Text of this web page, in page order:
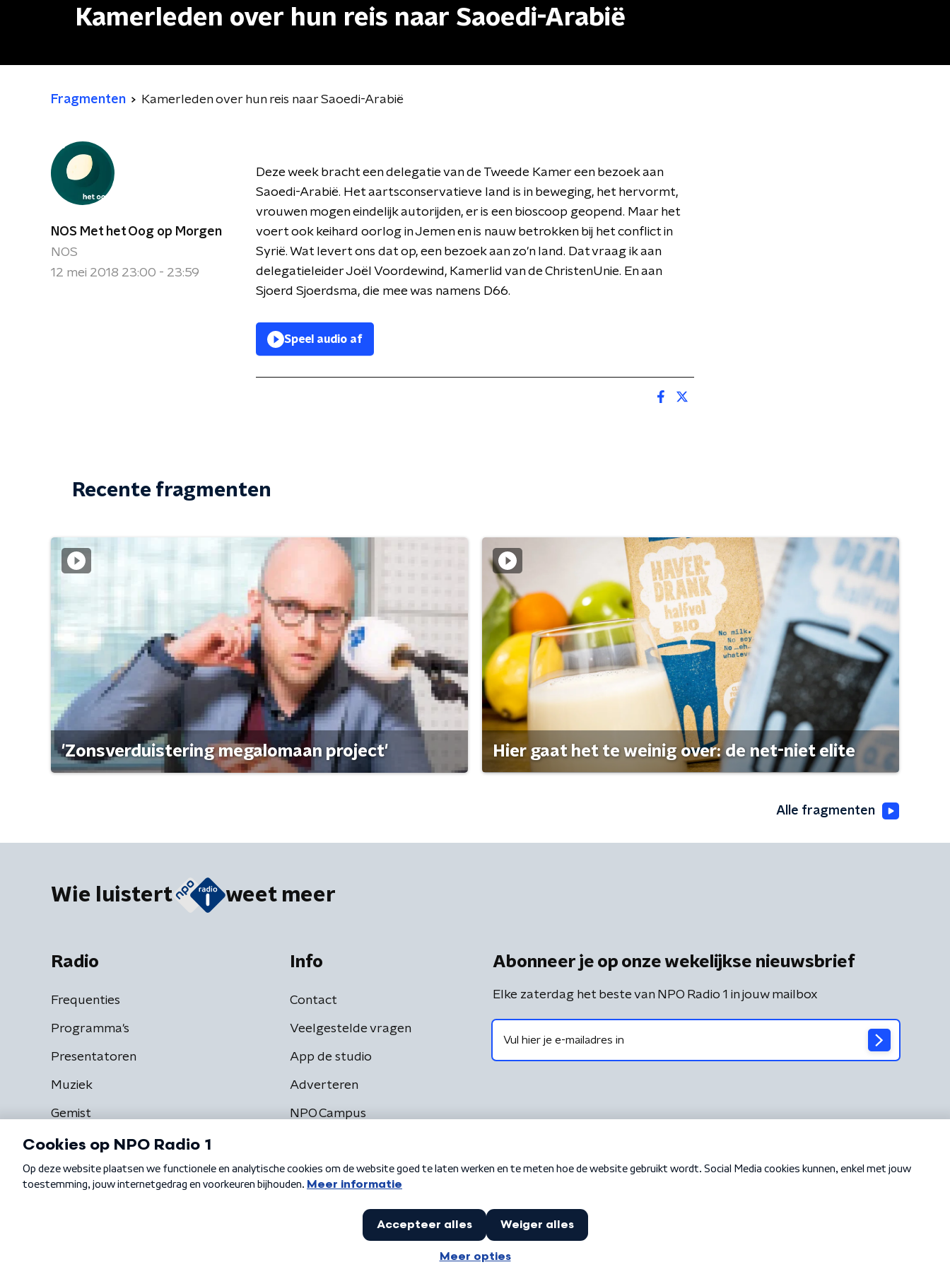
Kamerleden over hun reis naar Saoedi-Arabië
Fragmenten Kamerleden over hun reis naar Saoedi-Arabië
NOS Met het Oog op Morgen
NOS
12 mei 2018 23:00 - 23:59
Deze week bracht een delegatie van de Tweede Kamer een bezoek aan
Saoedi-Arabië. Het aartsconservatieve land is in beweging, het hervormt,
vrouwen mogen eindelijk autorijden, er is een bioscoop geopend. Maar het
voert ook keihard oorlog in Jemen en is nauw betrokken bij het conflict in
Syrië. Wat levert ons dat op, een bezoek aan zo'n land. Dat vraag ik aan
delegatieleider Joël Voordewind, Kamerlid van de ChristenUnie. En aan
Sjoerd Sjoerdsma, die mee was namens D66.
Speel audio af
Recente fragmenten
'Zonsverduistering megalomaan project' Hier gaat het te weinig over: de net-niet elite
Alle fragmenten
Wie luistert weet meer
Radio
Frequenties
Programma's
Presentatoren
Muziek
Gemist
Info
Contact
Veelgestelde vragen
App de studio
Adverteren
NPO Campus
Abonneer je op onze wekelijkse nieuwsbrief
Elke zaterdag het beste van NPO Radio 1 in jouw mailbox
Algemene voorwaarden Privacybeleid